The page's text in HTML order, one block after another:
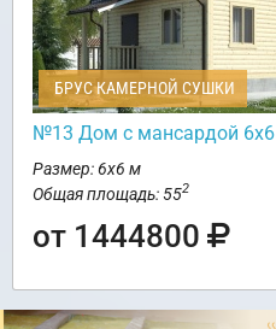
БРУС КАМЕРНОЙ СУШКИ
№13 Дом с мансардой 6х6
Размер: 6х6 м
Общая площадь: 552
от 1444800